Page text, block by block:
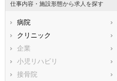
大阪市北区
堺市すべて
堺市堺区
堺市東区
堺市南区
仕事内容・施設形態から求人を探す
病院
クリニック
企業
小児リハビリ
接骨院